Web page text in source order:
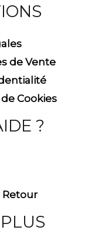
de Vente
Cookies
?
Retour